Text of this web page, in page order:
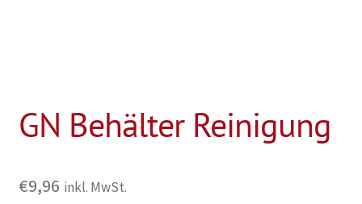
GN Behälter Reinigung
€9,96 inkl. MwSt.